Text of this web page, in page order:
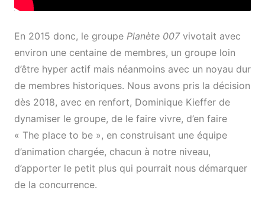
En 2015 donc, le groupe Planète 007vivotait avec
environ une centaine de membres, un groupe loin
d’être hyper actif mais néanmoins avec un noyau dur
de membres historiques. Nous avons pris la décision
dès 2018, avec en renfort, Dominique Kieffer de
dynamiser le groupe, de le faire vivre, d’en faire
« The place to be », en construisant une équipe
d’animation chargée, chacun à notre niveau,
d’apporter le petit plus qui pourrait nous démarquer
de la concurrence.